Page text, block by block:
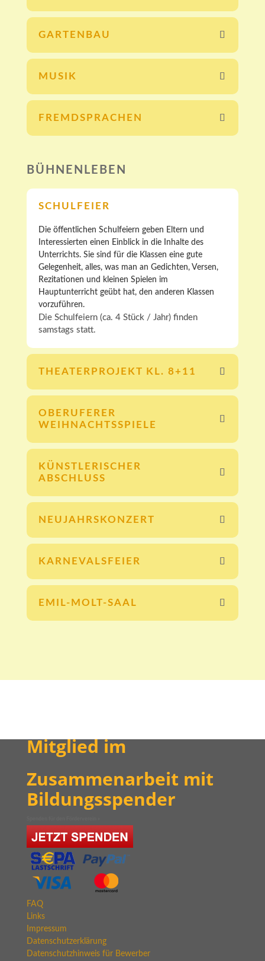
GARTENBAU
MUSIK
FREMDSPRACHEN
BÜHNENLEBEN
SCHULFEIER
Die öffentlichen Schulfeiern geben Eltern und
Interessierten einen Einblick in die Inhalte des
Unterrichts. Sie sind für die Klassen eine gute
Gelegenheit, alles, was man an Gedichten, Versen,
Rezitationen und kleinen Spielen im
Hauptunterricht geübt hat, den anderen Klassen
vorzuführen.
Die Schulfeiern (ca. 4 Stück / Jahr) finden
samstags statt.
THEATERPROJEKT KL. 8+11
OBERUFERER
WEIHNACHTSSPIELE
KÜNSTLERISCHER
ABSCHLUSS
NEUJAHRSKONZERT
KARNEVALSFEIER
EMIL-MOLT-SAAL
Mitglied im
Zusammenarbeit mit
Bildungsspender
FAQ
Links
Impressum
Datenschutzerklärung
Datenschutzhinweis für Bewerber